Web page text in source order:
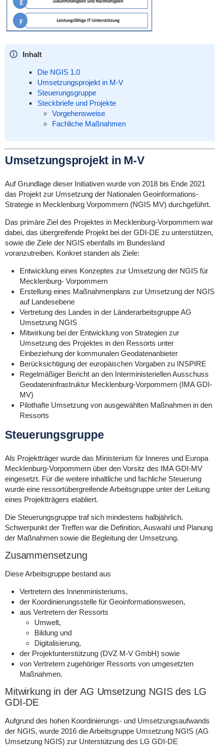
Inhalt
Die NGIS 1.0
Umsetzungsprojekt in M-V
Steuerungsgruppe
Steckbriefe und Projekte
Vorgehensweise
Fachliche Maßnahmen
Umsetzungsprojekt in M-V
Auf Grundlage dieser Initiativen wurde von 2018 bis Ende 2021
das Projekt zur Umsetzung der Nationalen Geoinformations-
Strategie in Mecklenburg Vorpommern (NGIS MV) durchgeführt.
Das primäre Ziel des Projektes in Mecklenburg-Vorpommern war
dabei, das übergreifende Projekt bei der GDI-DE zu unterstützen,
sowie die Ziele der NGIS ebenfalls im Bundesland
voranzutreiben. Konkret standen als Ziele:
Entwicklung eines Konzeptes zur Umsetzung der NGIS für
Mecklenburg- Vorpommern
Erstellung eines Maßnahmenplans zur Umsetzung der NGIS
auf Landesebene
Vertretung des Landes in der Länderarbeitsgruppe AG
Umsetzung NGIS
Mitwirkung bei der Entwicklung von Strategien zur
Umsetzung des Projektes in den Ressorts unter
Einbeziehung der kommunalen Geodatenanbieter
Berücksichtigung der europäischen Vorgaben zu INSPIRE
Regelmäßiger Bericht an den Interministeriellen Ausschuss
Geodateninfrastruktur Mecklenburg-Vorpommern (IMA GDI-
MV)
Pilothafte Umsetzung von ausgewählten Maßnahmen in den
Ressorts
Steuerungsgruppe
Als Projektträger wurde das Ministerium für Inneres und Europa
Mecklenburg-Vorpommern über den Vorsitz des IMA GDI-MV
eingesetzt. Für die weitere inhaltliche und fachliche Steuerung
wurde eine ressortübergreifende Arbeitsgruppe unter der Leitung
eines Projektträgers etabliert.
Die Steuerungsgruppe traf sich mindestens halbjährlich.
Schwerpunkt der Treffen war die Definition, Auswahl und Planung
der Maßnahmen sowie die Begleitung der Umsetzung.
Zusammensetzung
Diese Arbeitsgruppe bestand aus
Vertretern des Innenministeriums,
der Koordinierungsstelle für Geoinformationswesen,
aus Vertretern der Ressorts
Umwelt,
Bildung und
Digitalisierung,
der Projektunterstützung (DVZ M-V GmbH) sowie
von Vertretern zugehöriger Ressorts von umgesetzten
Maßnahmen.
Mitwirkung in der AG Umsetzung NGIS des LG
GDI-DE
Aufgrund des hohen Koordinierungs- und Umsetzungsaufwands
der NGIS, wurde 2016 die Arbeitsgruppe Umsetzung NGIS (AG
Umsetzung NGIS) zur Unterstützung des LG GDI-DE